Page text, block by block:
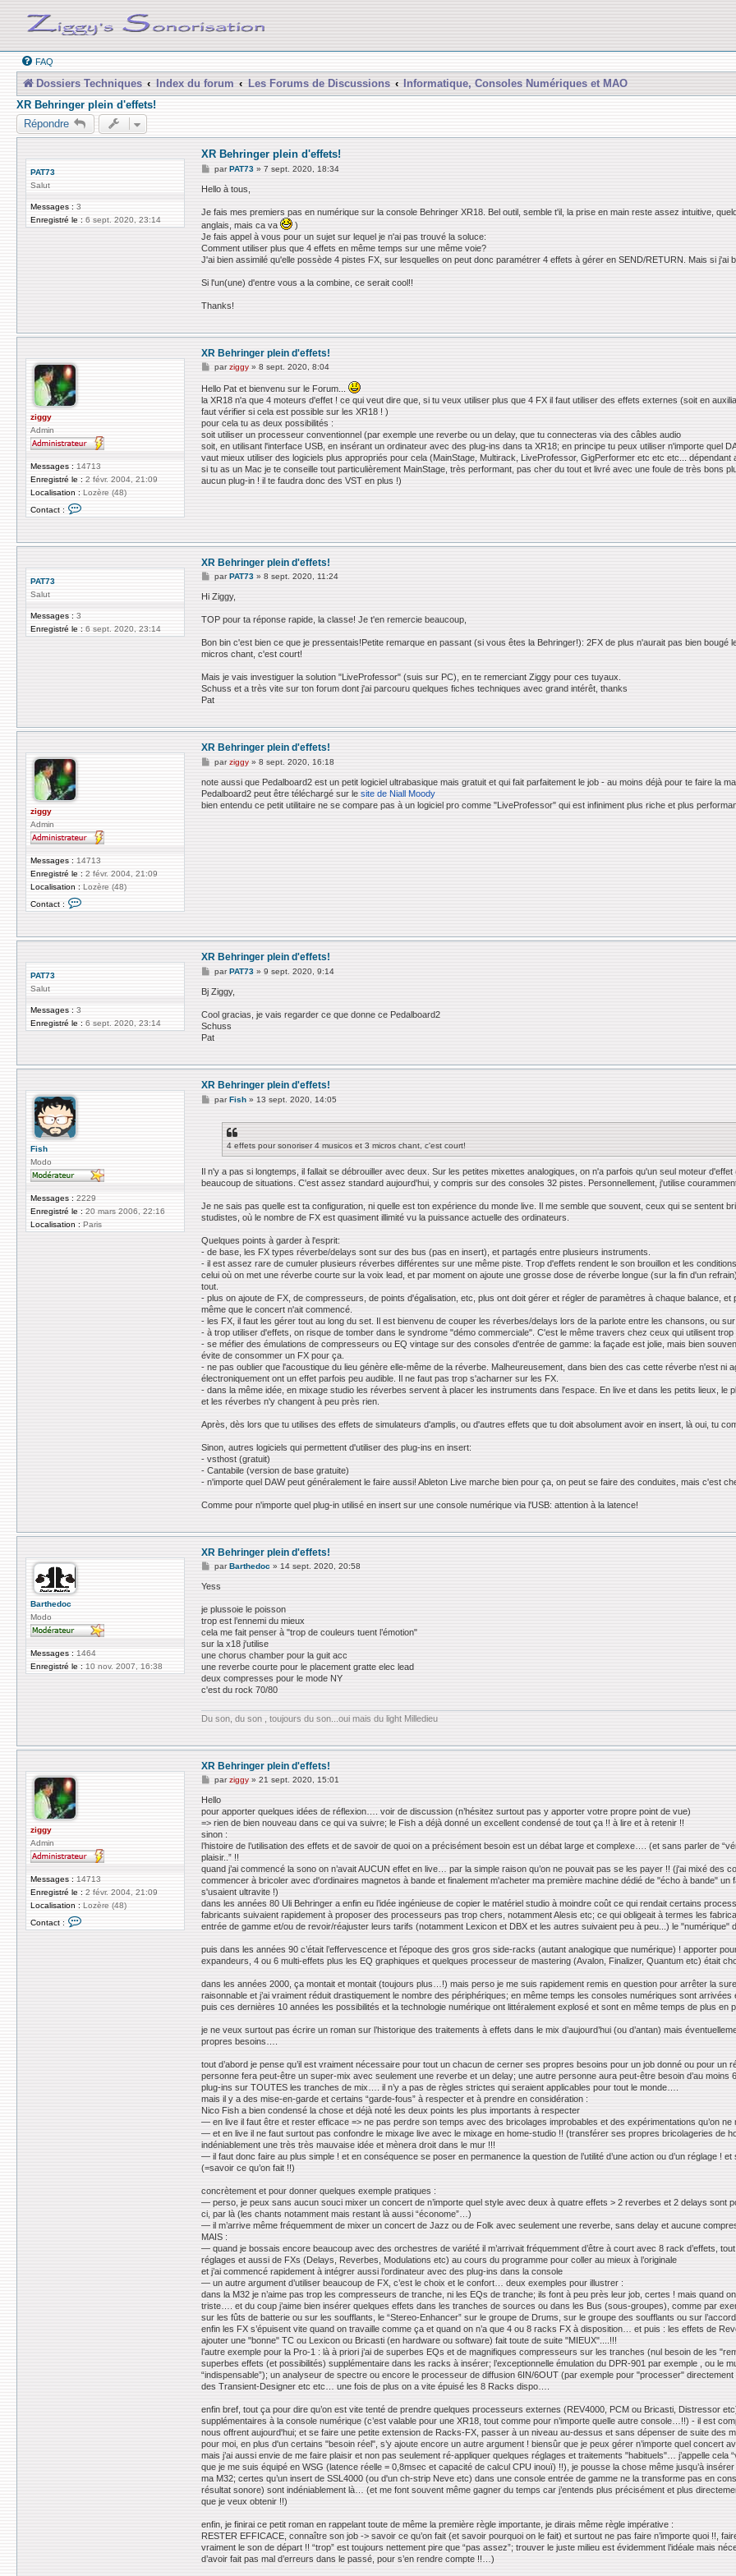
FAQ
Dossiers Techniques Index du forum Les Forums de Discussions
Informatique, Consoles Numériques et MAO
XR Behringer plein d'effets!
Répondre
PAT73
Salut
Messages : 3
Enregistré le : 6 sept. 2020, 23:14
XR Behringer plein d'effets!
M
s
a
g
e
parPAT73 »7 sept. 2020, 18:34
Hello à tous,
Je fais mes premiers pas en numérique sur la console Behringer XR18. Bel outil, semble t'il, la prise en main reste assez intuitive,
anglais, mais ca va
)
Je fais appel à vous pour un sujet sur lequel je n'ai pas trouvé la soluce:
Comment utiliser plus que 4 effets en même temps sur une même voie?
J'ai bien assimilé qu'elle possède 4 pistes FX, sur lesquelles on peut donc paramétrer 4 effets à gérer en SEND/RETURN. Mais si j'ai
Si l'un(une) d'entre vous a la combine, ce serait cool!!
Thanks!
ziggy
Admin
Messages : 14713
Enregistré le : 2 févr. 2004, 21:09
Localisation : Lozère (48)
Contact :
a
i
y
XR Behringer plein d'effets!
M
s
s
a
g
e
parziggy »8 sept. 2020, 8:04
Hello Pat et bienvenu sur le Forum...
la XR18 n'a que 4 moteurs d'effet ! ce qui veut dire que, si tu veux utiliser plus que 4 FX il faut utiliser des effets externes (soit en
faut vérifier si cela est possible sur les XR18 ! )
pour cela tu as deux possibilités :
soit utiliser un processeur conventionnel (par exemple une reverbe ou un delay, que tu connecteras via des câbles audio
soit, en utilisant l'interface USB, en insérant un ordinateur avec des plug-ins dans ta XR18; en principe tu peux utiliser n'importe quel
vaut mieux utiliser des logiciels plus appropriés pour cela (MainStage, Multirack, LiveProfessor, GigPerformer etc etc etc...
si tu as un Mac je te conseille tout particulièrement MainStage, très performant, pas cher du tout et livré avec une foule de très bons
aucun plug-in ! il te faudra donc des VST en plus !)
PAT73
Salut
Messages : 3
Enregistré le : 6 sept. 2020, 23:14
XR Behringer plein d'effets!
M
s
a
g
par PAT73 »8 sept. 2020, 11:24
Hi Ziggy,
TOP pour ta réponse rapide, la classe! Je t'en remercie beaucoup,
Bon bin c'est bien ce que je pressentais!Petite remarque en passant (si vous êtes la Behringer!): 2FX de plus n'aurait pas bien
micros chant, c'est court!
Mais je vais investiguer la solution "LiveProfessor" (suis sur PC), en te remerciant Ziggy pour ces tuyaux.
Schuss et a très vite sur ton forum dont j'ai parcouru quelques fiches techniques avec grand intérêt, thanks
Pat
ziggy
Admin
Messages : 14713
Enregistré le : 2 févr. 2004, 21:09
Localisation : Lozère (48)
Contact :
o
a
i
y
XR Behringer plein d'effets!
M
s
s
g
parziggy »8 sept. 2020, 16:18
note aussi que Pedalboard2 est un petit logiciel ultrabasique mais gratuit et qui fait parfaitement le job - au moins déjà pour te faire la
Pedalboard2 peut être téléchargé sur lesite de Niall Moody
bien entendu ce petit utilitaire ne se compare pas à un logiciel pro comme "LiveProfessor" qui est infiniment plus riche et plus
PAT73
Salut
Messages : 3
Enregistré le : 6 sept. 2020, 23:14
XR Behringer plein d'effets!
M
s
g
e
parPAT73 »9 sept. 2020, 9:14
Bj Ziggy,
Cool gracias, je vais regarder ce que donne ce Pedalboard2
Schuss
Pat
Fish
Modo
Messages : 2229
Enregistré le : 20 mars 2006, 22:16
Localisation : Paris
XR Behringer plein d'effets!
MparFish » 13 sept. 2020, 14:05
4 effets pour sonoriser 4 musicos et 3 micros chant, c'est court!
Il n'y a pas si longtemps, il fallait se débrouiller avec deux. Sur les petites mixettes analogiques, on n'a parfois qu'un seul moteur
beaucoup de situations. C'est assez standard aujourd'hui, y compris sur des consoles 32 pistes. Personnellement, j'utilise
Je ne sais pas quelle est ta configuration, ni quelle est ton expérience du monde live. Il me semble que souvent, ceux qui se sentent
studistes, où le nombre de FX est quasiment illimité vu la puissance actuelle des ordinateurs.
Quelques points à garder à l'esprit:
- de base, les FX types réverbe/delays sont sur des bus (pas en insert), et partagés entre plusieurs instruments.
- il est assez rare de cumuler plusieurs réverbes différentes sur une même piste. Trop d'effets rendent le son brouillon et les
celui où on met une réverbe courte sur la voix lead, et par moment on ajoute une grosse dose de réverbe longue (sur la fin d'un
tout.
- plus on ajoute de FX, de compresseurs, de points d'égalisation, etc, plus ont doit gérer et régler de paramètres à chaque balance,
même que le concert n'ait commencé.
- les FX, il faut les gérer tout au long du set. Il est bienvenu de couper les réverbes/delays lors de la parlote entre les chansons, ou
- à trop utiliser d'effets, on risque de tomber dans le syndrome "démo commerciale". C'est le même travers chez ceux qui utilisent trop
- se méfier des émulations de compresseurs ou EQ vintage sur des consoles d'entrée de gamme: la façade est jolie, mais bien
évite de consommer un FX pour ça.
- ne pas oublier que l'acoustique du lieu génère elle-même de la réverbe. Malheureusement, dans bien des cas cette réverbe n'est ni
électroniquement ont un effet parfois peu audible. Il ne faut pas trop s'acharner sur les FX.
- dans la même idée, en mixage studio les réverbes servent à placer les instruments dans l'espace. En live et dans les petits lieux, le
et les réverbes n'y changent à peu près rien.
Après, dès lors que tu utilises des effets de simulateurs d'amplis, ou d'autres effets que tu doit absolument avoir en insert, là oui, tu
Sinon, autres logiciels qui permettent d'utiliser des plug-ins en insert:
- vsthost (gratuit)
- Cantabile (version de base gratuite)
- n'importe quel DAW peut généralement le faire aussi! Ableton Live marche bien pour ça, on peut se faire des conduites, mais c'est
Comme pour n'importe quel plug-in utilisé en insert sur une console numérique via l'USB: attention à la latence!
Barthedoc
Modo
Messages : 1464
Enregistré le : 10 nov. 2007, 16:38
XR Behringer plein d'effets!
M
s
a
g
e
parBarthedoc » 14 sept. 2020, 20:58
Yess
je plussoie le poisson
trop est l’ennemi du mieux
cela me fait penser à "trop de couleurs tuent l’émotion"
sur la x18 j'utilise
une chorus chamber pour la guit acc
une reverbe courte pour le placement gratte elec lead
deux compresses pour le mode NY
c'est du rock 70/80
Du son, du son , toujours du son...oui mais du light Milledieu
ziggy
Admin
Messages : 14713
Enregistré le : 2 févr. 2004, 21:09
Localisation : Lozère (48)
Contact :
XR Behringer plein d'effets!
M
s
s
g
e
parziggy »21 sept. 2020, 15:01
Hello
pour apporter quelques idées de réflexion…. voir de discussion (n’hésitez surtout pas y apporter votre propre point de vue)
=> rien de bien nouveau dans ce qui va suivre; le Fish a déjà donné un excellent condensé de tout ça !! à lire et à retenir !!
sinon :
l’histoire de l’utilisation des effets et de savoir de quoi on a précisément besoin est un débat large et complexe…. (et sans parler de
plaisir..” !!
quand j’ai commencé la sono on n’avait AUCUN effet en live… par la simple raison qu’on ne pouvait pas se les payer !! (j'ai mixé des
commencer à bricoler avec d'ordinaires magnetos à bande et finalement m'acheter ma première machine dédié de "écho à bande" un
s'usaient ultravite !)
dans les années 80 Uli Behringer a enfin eu l’idée ingénieuse de copier le matériel studio à moindre coût ce qui rendait certains
fabricants suivaient rapidement à proposer des processeurs pas trop chers, notamment Alesis etc; ce qui obligeait à termes les
entrée de gamme et/ou de revoir/réajuster leurs tarifs (notamment Lexicon et DBX et les autres suivaient peu à peu...) le "numérique"
puis dans les années 90 c’était l’effervescence et l’époque des gros gros side-racks (autant analogique que numérique) ! apporter
expandeurs, 4 ou 6 multi-effets plus les EQ graphiques et quelques processeur de mastering (Avalon, Finalizer, Quantum etc) était
dans les années 2000, ça montait et montait (toujours plus…!) mais perso je me suis rapidement remis en question pour arrêter la
raisonnable et j’ai vraiment réduit drastiquement le nombre des périphériques; en même temps les consoles numériques sont arrivées
puis ces dernières 10 années les possibilités et la technologie numérique ont littéralement explosé et sont en même temps de plus
je ne veux surtout pas écrire un roman sur l’historique des traitements à effets dans le mix d’aujourd’hui (ou d’antan) mais
propres besoins….
tout d’abord je pense qu’il est vraiment nécessaire pour tout un chacun de cerner ses propres besoins pour un job donné ou pour un
personne fera peut-être un super-mix avec seulement une reverbe et un delay; une autre personne aura peut-être besoin d’au
plug-ins sur TOUTES les tranches de mix…. il n’y a pas de règles strictes qui seraient applicables pour tout le monde….
mais il y a des mise-en-garde et certains “garde-fous” à respecter et à prendre en considération :
Nico Fish a bien condensé la chose et déjà noté les deux points les plus importants à respecter
— en live il faut être et rester efficace => ne pas perdre son temps avec des bricolages improbables et des expérimentations qu’on ne
— et en live il ne faut surtout pas confondre le mixage live avec le mixage en home-studio !! (transférer ses propres bricolageries de
indéniablement une très très mauvaise idée et mènera droit dans le mur !!!
— il faut donc faire au plus simple ! et en conséquence se poser en permanence la question de l’utilité d’une action ou d’un réglage !
(=savoir ce qu’on fait !!)
concrètement et pour donner quelques exemple pratiques :
— perso, je peux sans aucun souci mixer un concert de n’importe quel style avec deux à quatre effets > 2 reverbes et 2 delays sont
ci, par là (les chants notamment mais restant là aussi “économe”…)
— il m’arrive même fréquemment de mixer un concert de Jazz ou de Folk avec seulement une reverbe, sans delay et aucune
MAIS :
— quand je bossais encore beaucoup avec des orchestres de variété il m’arrivait fréquemment d’être à court avec 8 rack d’effets,
réglages et aussi de FXs (Delays, Reverbes, Modulations etc) au cours du programme pour coller au mieux à l’originale
et j’ai commencé rapidement à intégrer aussi l’ordinateur avec des plug-ins dans la console
— un autre argument d’utiliser beaucoup de FX, c’est le choix et le confort… deux exemples pour illustrer :
dans la M32 je n’aime pas trop les compresseurs de tranche, ni les EQs de tranche; ils font à peu près leur job, certes ! mais quand on
triste…. et du coup j’aime bien insérer quelques effets dans les tranches de sources ou dans les Bus (sous-groupes), comme par
sur les fûts de batterie ou sur les soufflants, le “Stereo-Enhancer” sur le groupe de Drums, sur le groupe des soufflants ou sur
enfin les FX s’épuisent vite quand on travaille comme ça et quand on n’a que 4 ou 8 racks FX à disposition… et puis : les effets de
ajouter une "bonne" TC ou Lexicon ou Bricasti (en hardware ou software) fait toute de suite "MIEUX"....!!!
l’autre exemple pour la Pro-1 : là à priori j’ai de superbes EQs et de magnifiques compresseurs sur les tranches (nul besoin de les
superbes effets (et possibilités) supplémentaire dans les racks à insérer; l’exceptionnelle émulation du DPR-901 par exemple , ou le
“indispensable”); un analyseur de spectre ou encore le processeur de diffusion 6IN/6OUT (par exemple pour "processer"
des Transient-Designer etc etc… une fois de plus on a vite épuisé les 8 Racks dispo….
enfin bref, tout ça pour dire qu’on est vite tenté de prendre quelques processeurs externes (REV4000, PCM ou Bricasti, Distressor
supplémentaires à la console numérique (c’est valable pour une XR18, tout comme pour n’importe quelle autre console…!!) - il est
nous offrent aujourd'hui; et se faire une petite extension de Racks-FX, passer à un niveau au-dessus et sans dépenser de suite des
pour moi, en plus d'un certains "besoin réel", s’y ajoute encore un autre argument ! biensûr que je peux gérer n’importe quel concert
mais j’ai aussi envie de me faire plaisir et non pas seulement ré-appliquer quelques réglages et traitements "habituels"… j’appelle
que je me suis équipé en WSG (latence réelle = 0,8msec et capacité de calcul CPU inouï) !!), je pousse la chose même jusqu’à
ma M32; certes qu’un insert de SSL4000 (ou d'un ch-strip Neve etc) dans une console entrée de gamme ne la transforme pas en
résultat sonore) sont indéniablement là… (et me font souvent même gagner du temps car j’entends plus précisément et plus
que je veux obtenir !!)
enfin, je finirai ce petit roman en rappelant toute de même la première règle importante, je dirais même règle impérative :
RESTER EFFICACE, connaître son job -> savoir ce qu’on fait (et savoir pourquoi on le fait) et surtout ne pas faire n’importe quoi !!,
vraiment le son de départ !! “trop” est toujours nettement pire que “pas assez”; trouver le juste milieu est évidemment l’idéale mais
d’avoir fait pas mal d’erreurs dans le passé, pour s’en rendre compte !!…)